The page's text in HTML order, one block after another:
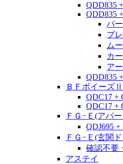
QDD835
QDD835
バー
プ
ム
カ
ア
QDD835
ＢＦボイーズⅡ
QDC17 +
QDC17 +
ＦＧ−Ｅ(アパ
QDJ695 +
ＦＧ−Ｅ(玄関
確認不要
アステイ